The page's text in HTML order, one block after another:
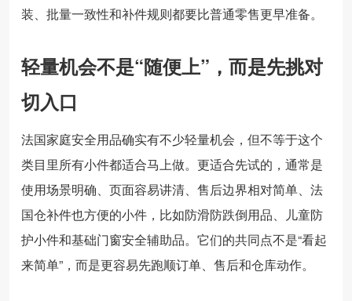
装、批量一致性和补件规则都要比普通零售更早准备。
轻量机会不是“随便上”，而是先挑对
切入口
法国家庭安全用品确实有不少轻量机会，但不等于这个
类目里所有小件都适合马上做。更适合先试的，通常是
使用场景明确、页面容易讲清、售后边界相对简单、法
国仓补件也方便的小件，比如防滑防跌倒用品、儿童防
护小件和基础门窗安全辅助品。它们的共同点不是“看起
来简单”，而是更容易先跑顺订单、售后和仓库动作。